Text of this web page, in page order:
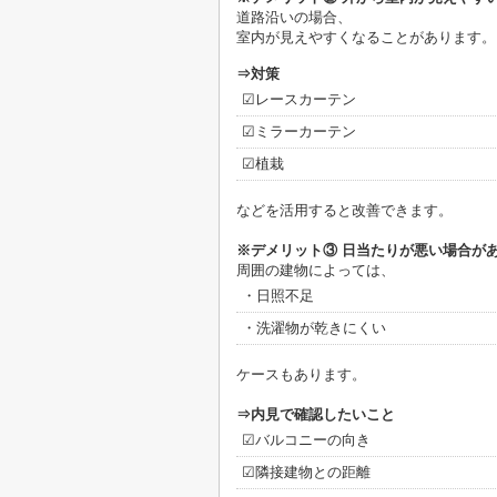
道路沿いの場合、
室内が見えやすくなることがあります。
⇒対策
☑レースカーテン
☑ミラーカーテン
☑植栽
などを活用すると改善できます。
※デメリット③ 日当たりが悪い場合が
周囲の建物によっては、
・日照不足
・洗濯物が乾きにくい
ケースもあります。
⇒内見で確認したいこと
☑バルコニーの向き
☑隣接建物との距離